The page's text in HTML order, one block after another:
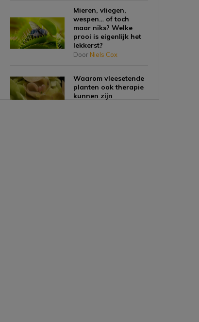
Mieren, vliegen,
wespen… of toch
maar niks? Welke
prooi is eigenlijk het
lekkerst?
Door Niels Cox
Waarom vleesetende
planten ook therapie
kunnen zijn